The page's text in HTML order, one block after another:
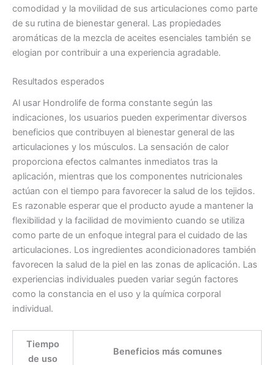
comodidad y la movilidad de sus articulaciones como parte
de su rutina de bienestar general. Las propiedades
aromáticas de la mezcla de aceites esenciales también se
elogian por contribuir a una experiencia agradable.
Resultados esperados
Al usar Hondrolife de forma constante según las
indicaciones, los usuarios pueden experimentar diversos
beneficios que contribuyen al bienestar general de las
articulaciones y los músculos. La sensación de calor
proporciona efectos calmantes inmediatos tras la
aplicación, mientras que los componentes nutricionales
actúan con el tiempo para favorecer la salud de los tejidos.
Es razonable esperar que el producto ayude a mantener la
flexibilidad y la facilidad de movimiento cuando se utiliza
como parte de un enfoque integral para el cuidado de las
articulaciones. Los ingredientes acondicionadores también
favorecen la salud de la piel en las zonas de aplicación. Las
experiencias individuales pueden variar según factores
como la constancia en el uso y la química corporal
individual.
Tiempo
de uso
Beneficios más comunes